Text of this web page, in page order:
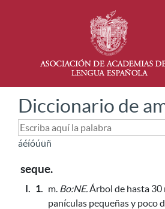
Diccionario de
áéíóúüñ
seque.
I. 1. m. Bo:NE.Árbol de hasta 30
panículas pequeñas y poco